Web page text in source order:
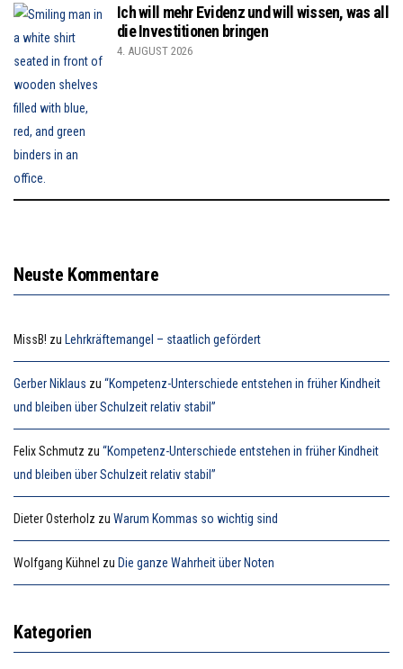
Ich will mehr Evidenz und will wissen, was all
die Investitionen bringen
4. AUGUST 2026
Neuste Kommentare
MissB! zu Lehrkräftemangel – staatlich gefördert
Gerber Niklaus zu “Kompetenz-Unterschiede entstehen in früher Kindheit
und bleiben über Schulzeit relativ stabil”
Felix Schmutz zu “Kompetenz-Unterschiede entstehen in früher Kindheit
und bleiben über Schulzeit relativ stabil”
Dieter Osterholz zu Warum Kommas so wichtig sind
Wolfgang Kühnel zu Die ganze Wahrheit über Noten
Kategorien